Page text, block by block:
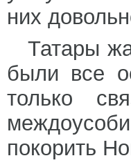
них
Татары
были все
только
покорить